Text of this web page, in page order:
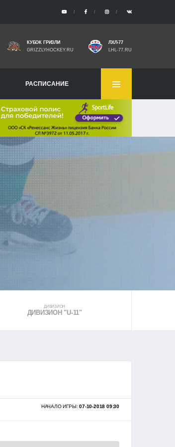
КУБОК ГРИЗЛИ
GRIZZLYHOCKEY.RU
ЛХЛ-77
LHL-77.RU
РАСПИСАНИЕ
ДИВИЗИОН
ДИВИЗИОН "U-11"
НАЧАЛО ИГРЫ:07-10-2018 09:30